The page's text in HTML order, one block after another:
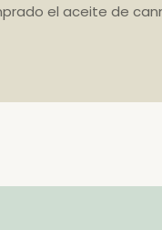
el aceite de